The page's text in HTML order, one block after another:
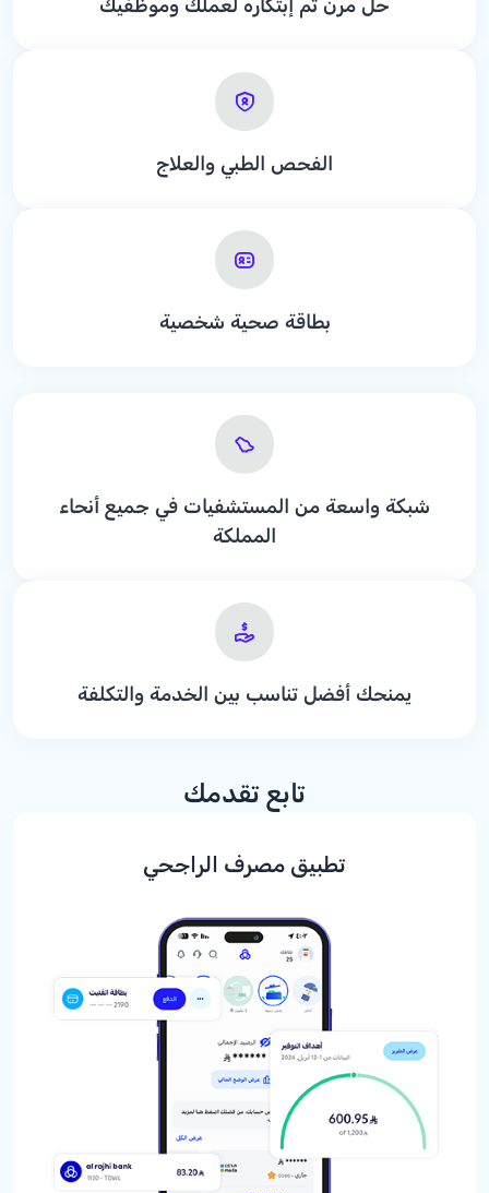
الفحص الطبي والعلاج
بطاقة صحية شخصية
شبكة واسعة من المستشفيات في جميع أنحاء
المملكة
يمنحك أفضل تناسب بين الخدمة والتكلفة
تابع تقدمك
تطبيق مصرف الراجحي